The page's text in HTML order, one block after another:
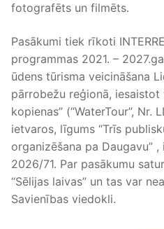
fotografēts un filmēts.
Pasākumi tiek rīkoti
programmas 2021. –
ūdens tūrisma veicināšana
pārrobežu reģionā, iesaistot
kopienas” (“WaterTour”, Nr.
ietvaros, līgums “Trīs
organizēšana pa Daugavu”
2026/71. Par pasākumu
“Sēlijas laivas” un tas var
Savienības viedokli.